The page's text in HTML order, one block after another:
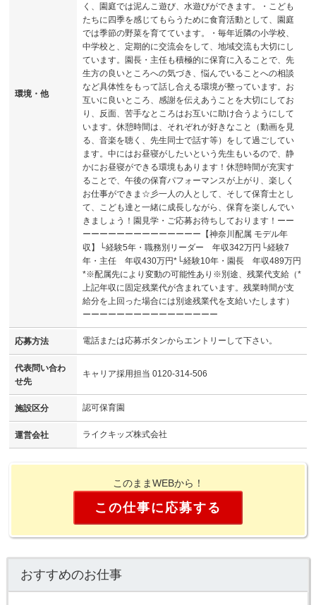
環境・他
く、園庭では泥んこ遊び、水遊びができます。・こども
たちに四季を感じてもらうために食育活動として、園庭
では季節の野菜を育てています。・毎年近隣の小学校、
中学校と、定期的に交流会をして、地域交流も大切にし
ています。園長・主任も積極的に保育に入ることで、先
生方の良いところへの気づき、悩んでいることへの相談
など具体性をもって話し合える環境が整っています。お
互いに良いところ、感謝を伝えあうことを大切にしてお
り、反面、苦手なところはお互いに助け合うようにして
います。休憩時間は、それぞれが好きなこと（動画を見
る、音楽を聴く、先生同士で話す等）をして過ごしてい
ます。中にはお昼寝がしたいという先生もいるので、静
かにお昼寝ができる環境もあります！休憩時間が充実す
ることで、午後の保育パフォーマンスが上がり、楽しく
お仕事ができま☆彡一人の人として、そして保育士とし
て、こども達と一緒に成長しながら、保育を楽しんでい
きましょう！園見学・ご応募お待ちしております！ーー
ーーーーーーーーーーーーーー【神奈川配属 モデル年
収】└経験5年・職務別リーダー 年収342万円└経験7
年・主任 年収430万円*└経験10年・園長 年収489万円
*※配属先により変動の可能性あり※別途、残業代支給（*
上記年収に固定残業代が含まれています。残業時間が支
給分を上回った場合には別途残業代を支給いたします）
ーーーーーーーーーーーーーーーー
応募方法 電話または応募ボタンからエントリーして下さい。
代表問い合わ
せ先
キャリア採用担当 0120-314-506
施設区分 認可保育園
運営会社 ライクキッズ株式会社
このままWEBから！
この仕事に応募する
おすすめのお仕事